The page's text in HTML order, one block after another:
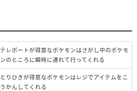
テレポートが得意なポケモンはさがし中のポケモ
ンのところに瞬時に連れて行ってくれる
とりひきが得意なポケモンはレジでアイテムをこ
うかんしてくれる